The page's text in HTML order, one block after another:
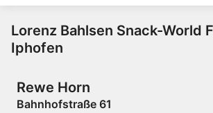
Lorenz Bahlsen Snack-World
Iphofen
Rewe Horn
Bahnhofstraße 61